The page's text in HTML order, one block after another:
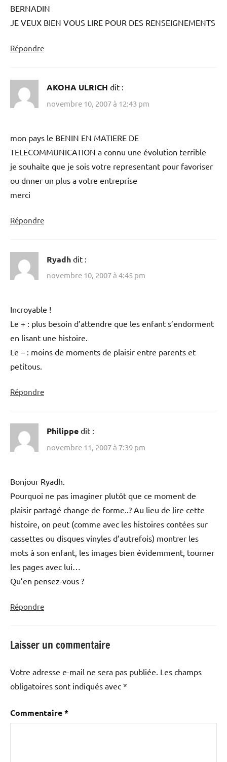
BERNADIN
JE VEUX BIEN VOUS LIRE POUR DES RENSEIGNEMENTS
Répondre
AKOHA ULRICH dit :
novembre 10, 2007 à 12:43 pm
mon pays le BENIN EN MATIERE DE
TELECOMMUNICATION a connu une évolution terrible
je souhaite que je sois votre representant pour favoriser
ou dnner un plus a votre entreprise
merci
Répondre
Ryadh dit :
novembre 10, 2007 à 4:45 pm
Incroyable !
Le + : plus besoin d’attendre que les enfant s’endorment
en lisant une histoire.
Le – : moins de moments de plaisir entre parents et
petitous.
Répondre
Philippe dit :
novembre 11, 2007 à 7:39 pm
Bonjour Ryadh.
Pourquoi ne pas imaginer plutôt que ce moment de
plaisir partagé change de forme..? Au lieu de lire cette
histoire, on peut (comme avec les histoires contées sur
cassettes ou disques vinyles d’autrefois) montrer les
mots à son enfant, les images bien évidemment, tourner
les pages avec lui…
Qu’en pensez-vous ?
Répondre
Laisser un commentaire
Votre adresse e-mail ne sera pas publiée. Les champs
obligatoires sont indiqués avec *
Commentaire*